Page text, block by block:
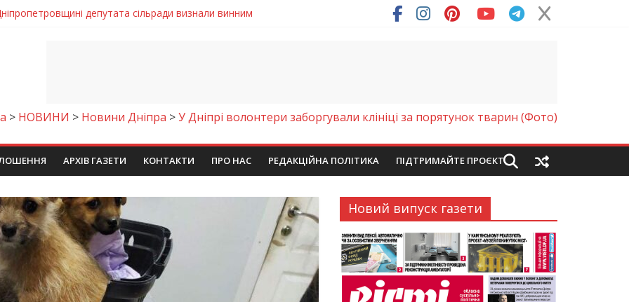
рясне цвітіння рідкісних рослин (фото)
домашній рецепт
під ваш напій?
депутата сільради визнали винним
> НОВИНИ > Новини Дніпра >У Дніпрі волонтери заборгували клініці за порятунок тварин (Фото)
АРХІВ ГАЗЕТИ КОНТАКТИ ПРО НАС РЕДАКЦІЙНА ПОЛІТИКА ПІДТРИМАЙТЕ ПРОЄКТ
Новий випуск газети